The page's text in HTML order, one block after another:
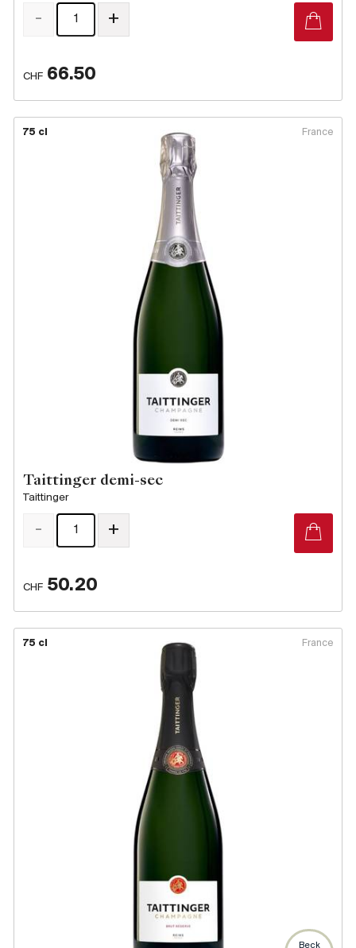
CHF 66.50
- +
75 cl France
Taittinger demi-sec
Taittinger
CHF 50.20
- +
75 cl France
Beck